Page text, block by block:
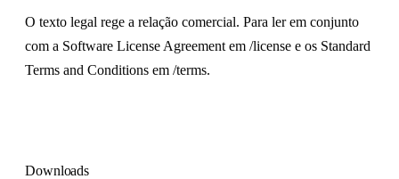
O texto legal rege a relação comercial. Para ler em conjunto
com a Software License Agreement em /license e os Standard
Terms and Conditions em /terms.
Downloads